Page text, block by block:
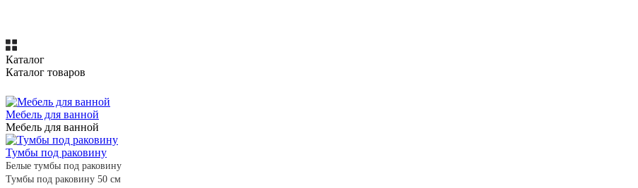
Каталог
Каталог товаров
Мебель для ванной
Мебель для ванной
Тумбы под раковину
Белые тумбы под раковину
Тумбы под раковину 50 см